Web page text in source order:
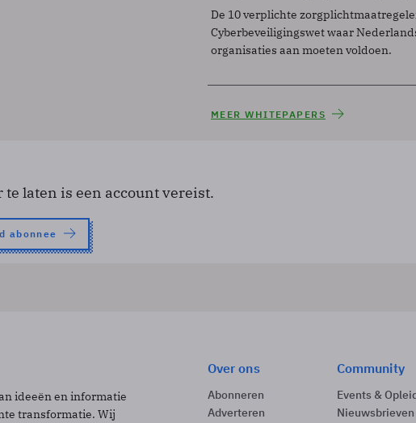
De 10 verplichte
Cyberbeveiligingswet waar
organisaties aan moeten voldoen.
MEER WHITEPAPERS
te laten is een account vereist.
abonnee
ideeën en informatie
transformatie. Wij
Over ons
Abonneren
Adverteren
Community
Events &
Nieuwsbrieven